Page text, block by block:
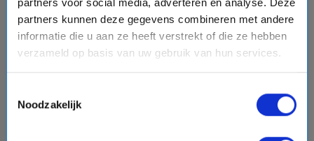
partners kunnen deze gegevens combineren met andere
informatie die u aan ze heeft verstrekt of die ze hebben
verzameld op basis van uw gebruik van hun services.
Noodzakelijk
8 daagse IJsland cruise met de Zuiderdam
Holland America Line
eventvan: 20-05-2028 - Tot: 27-05-2028
schedule8 dagen placeIJsland
Zee, Seydisfjordur, Akureyri, Isafjordur, Reykjavik